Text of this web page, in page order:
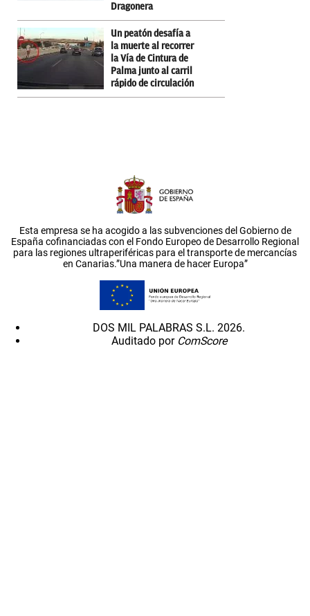
Dragonera
Un peatón desafía a
la muerte al recorrer
la Vía de Cintura de
Palma junto al carril
rápido de circulación
Esta empresa se ha acogido a las subvenciones del Gobierno de
España cofinanciadas con el Fondo Europeo de Desarrollo Regional
para las regiones ultraperiféricas para el transporte de mercancías
en Canarias.”Una manera de hacer Europa”
DOS MIL PALABRAS S.L. 2026.
Auditado por ComScore